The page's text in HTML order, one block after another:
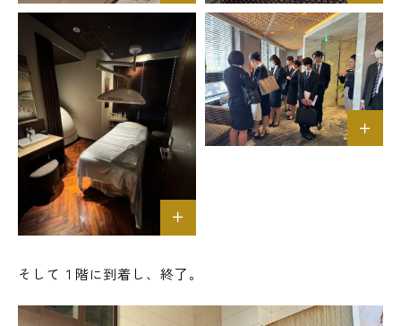
そして１階に到着し、終了。